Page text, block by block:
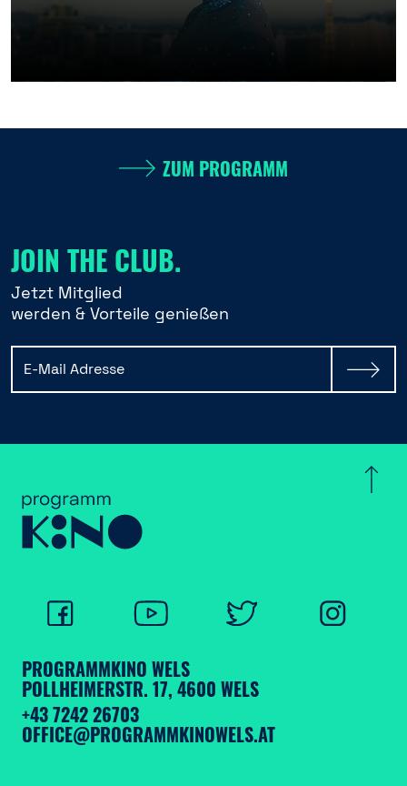
ZUM PROGRAMM
JOIN THE CLUB.
Jetzt Mitglied
werden & Vorteile genießen
PROGRAMMKINO WELS
POLLHEIMERSTR. 17, 4600 WELS
+43 7242 26703
OFFICE@PROGRAMMKINOWELS.AT